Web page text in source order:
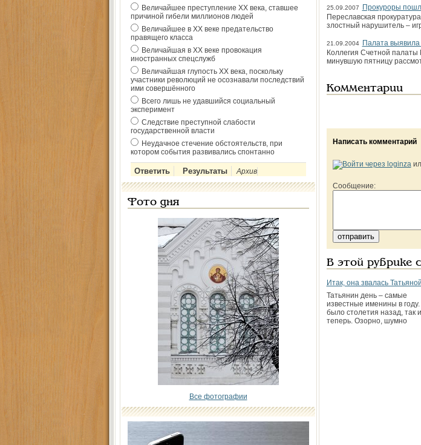
Величайшее преступление ХХ века, ставшее
причиной гибели миллионов людей
Величайшее в ХХ веке предательство
правящего класса
Величайшая в ХХ веке провокация
иностранных спецслужб
Величайшая глупость ХХ века, поскольку
участники революций не осознавали последствий
ими совершённого
Всего лишь не удавшийся социальный
эксперимент
Следствие преступной слабости
государственной власти
Неудачное стечение обстоятельств, при
котором события развивались спонтанно
Архив
Фото дня
Все фотографии
25.09.2007
Прокуроры
Переславская
злостный нарушитель –
21.09.2004
Палата
Коллегия Счетной
минувшую пятницу
Комментарии
Написать комментарий
Сообщение:
В этой рубрике
Итак, она звалась Татьяной
Татьянин день – самые
известные именины в году.
было столетия назад, так и
теперь. Озорно, шумно